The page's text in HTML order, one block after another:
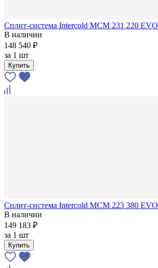
Сплит-система Intercold MCM 231 220 EVO
В наличии
148 540 ₽
за 1 шт
Купить
Сплит-система Intercold MCM 223 380 EVO
В наличии
149 183 ₽
за 1 шт
Купить